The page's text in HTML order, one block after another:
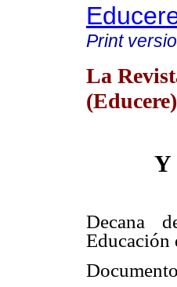
Print
La
Y
Decana
Educación